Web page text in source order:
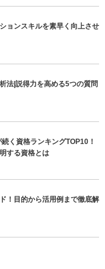
ョンスキルを素早く向上させ
法|説得力を高める5つの質問
く資格ランキングTOP10！
する資格とは
！目的から活用例まで徹底解